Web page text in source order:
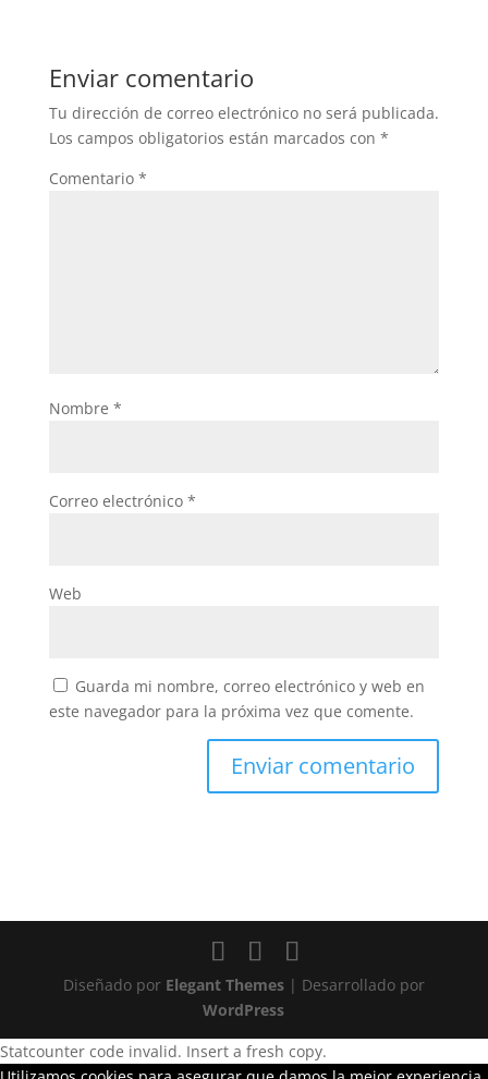
Enviar comentario
Tu dirección de correo electrónico no será publicada.
Los campos obligatorios están marcados con *
Comentario *
Nombre *
Correo electrónico *
Web
Guarda mi nombre, correo electrónico y web en
este navegador para la próxima vez que comente.
Diseñado por Elegant Themes| Desarrollado por
WordPress
Statcounter code invalid. Insert a fresh copy.